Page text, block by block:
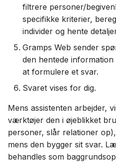
filtrere personer/
specifikke kriterier,
individer og hente
Gramps Web sender
den hentede
at formulere et svar.
Svaret vises for dig.
Mens assistenten arbejder,
værktøjer den i øjeblikket
personer, slår relationer
mens den bygger sit svar.
behandles som